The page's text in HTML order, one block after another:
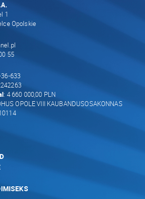
1
Opolskie
55
633
: 4 660 000,00 PLN
OPOLE VIII KAUBANDUSOSAKONNAS